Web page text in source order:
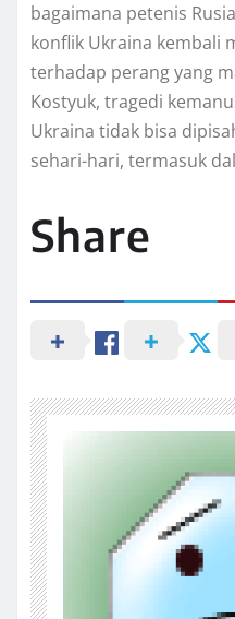
bagaimana petenis
konflik Ukraina kembali
terhadap perang yang
Kostyuk, tragedi
Ukraina tidak bisa
sehari-hari, termasuk
Share